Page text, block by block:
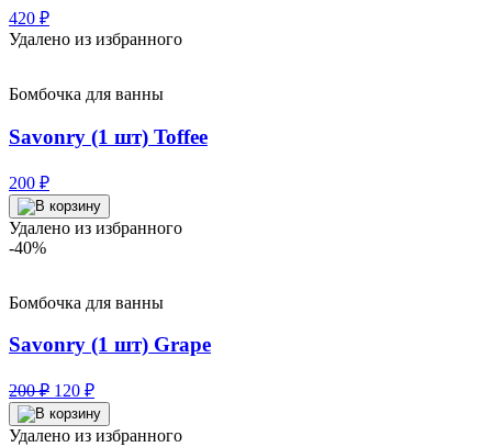
420 ₽
Удалено из избранного
Бомбочка для ванны
Savonry (1 шт) Toffee
200 ₽
Удалено из избранного
-40%
Бомбочка для ванны
Savonry (1 шт) Grape
200₽ Первоначальная
цена
составляла
120 ₽Текущая
цена:
120 ₽.
Удалено из избранного